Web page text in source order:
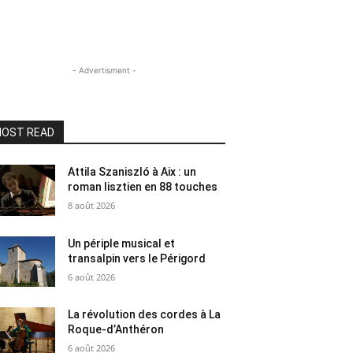
- Advertisment -
READ
Attila Szaniszló à Aix : un
roman lisztien en 88 touches
8 août 2026
Un périple musical et
transalpin vers le Périgord
6 août 2026
La révolution des cordes à La
Roque-d’Anthéron
6 août 2026